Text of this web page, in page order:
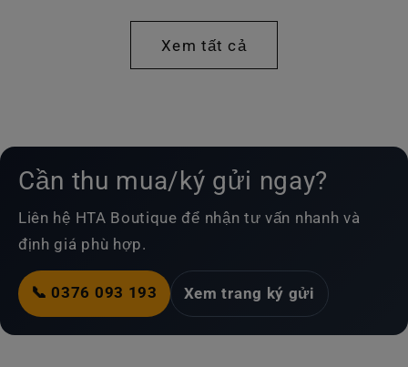
Xem tất cả
Cần thu mua/ký gửi ngay?
Liên hệ HTA Boutique để nhận tư vấn nhanh và
định giá phù hợp.
📞 0376 093 193 Xem trang ký gửi